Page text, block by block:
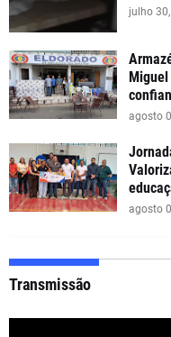
julho
agosto
agosto
Transmissão